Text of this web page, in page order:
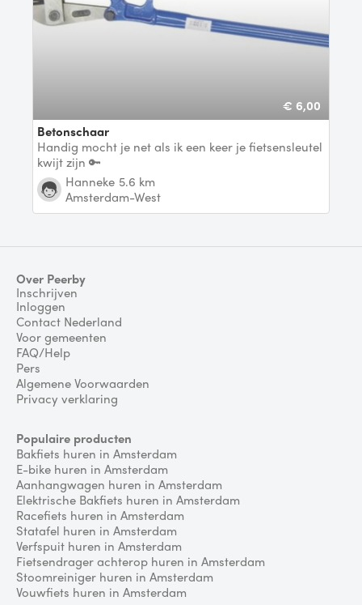
€ 6,00
Betonschaar
Handig mocht je net als ik een keer je fietsensleutel
kwijt zijn 🔑
Hanneke 5.6 km
Amsterdam-West
Over Peerby
Inschrijven
Inloggen
Contact Nederland
Voor gemeenten
FAQ/Help
Pers
Algemene Voorwaarden
Privacy verklaring
Populaire producten
Bakfiets huren in Amsterdam
E-bike huren in Amsterdam
Aanhangwagen huren in Amsterdam
Elektrische Bakfiets huren in Amsterdam
Racefiets huren in Amsterdam
Statafel huren in Amsterdam
Verfspuit huren in Amsterdam
Fietsendrager achterop huren in Amsterdam
Stoomreiniger huren in Amsterdam
Vouwfiets huren in Amsterdam